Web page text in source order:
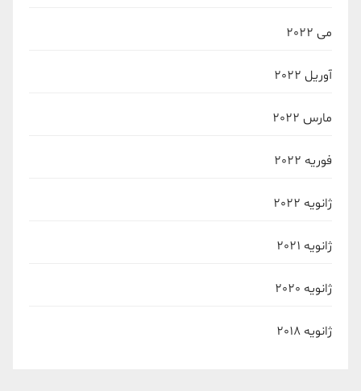
می 2022
آوریل 2022
مارس 2022
فوریه 2022
ژانویه 2022
ژانویه 2021
ژانویه 2020
ژانویه 2018